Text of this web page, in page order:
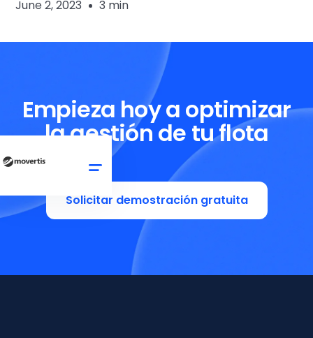
June 2, 2023 3 min
Empieza hoy a optimizar
la gestión de tu flota
Solicitar demostración gratuita